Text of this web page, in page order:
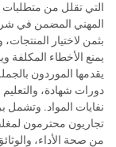
التي تقلل من متطلبات
المهني المضمن في
بثمن لاختيار
يمنع الأخطاء المكلفة
يقدمها الموردون
دورات شهادة،
نفايات المواد. وتشمل
تجاريون محترمون
من صحة الأداء،